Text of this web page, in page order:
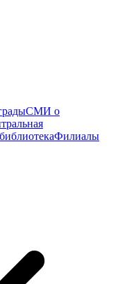
СМИ о
Филиалы